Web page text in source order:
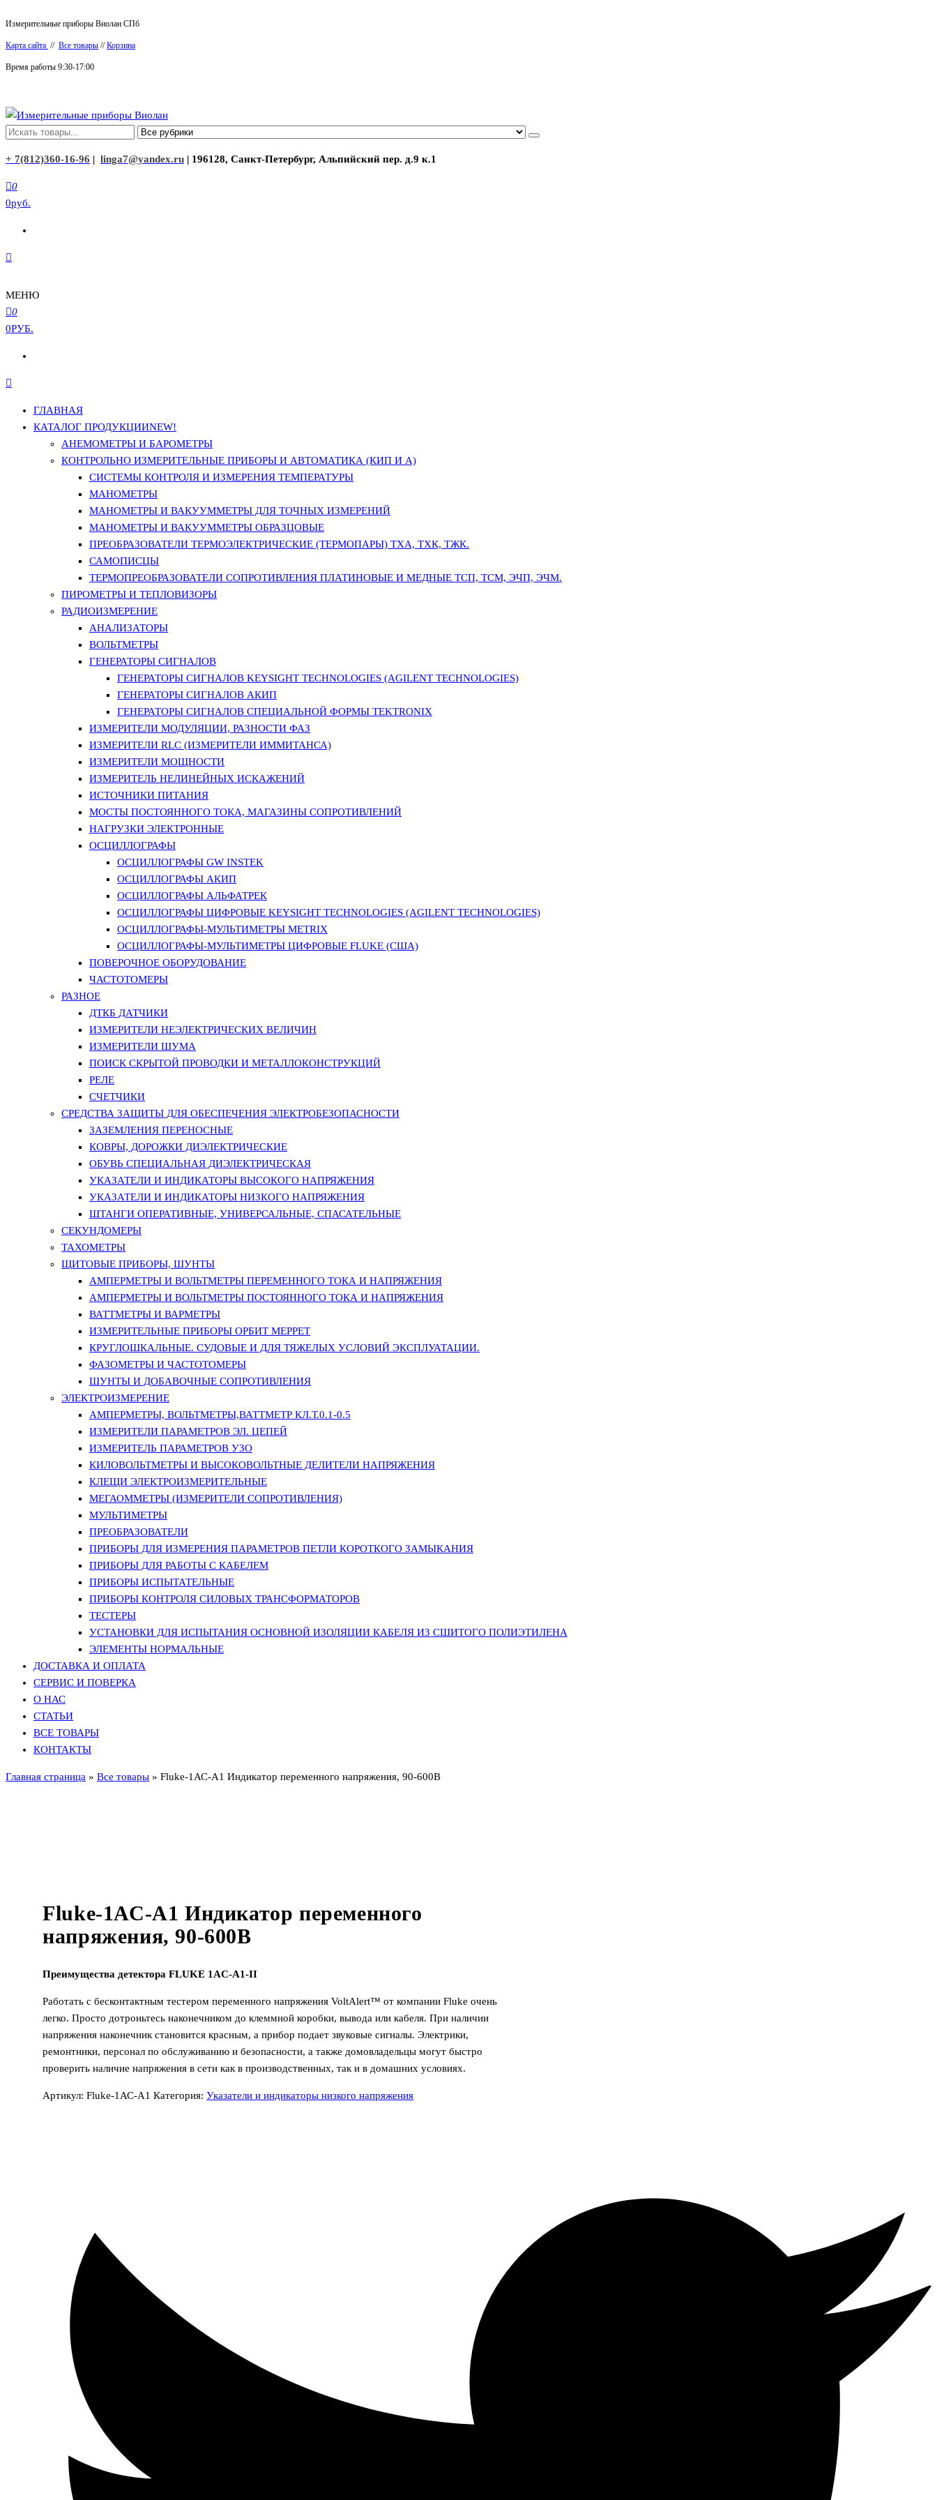
к
содержимому
Измерительные приборы Виолан СПб
Карта сайта // Все товары //Корзина
Время работы 9:30-17:00
Измерительные приборы Виолан
+ 7(812)360-16-96 | linga7@yandex.ru | 196128, Санкт-Петербург, Альпийский пер. д.9 к.1
0
0руб.
МЕНЮ
0
0РУБ.
ГЛАВНАЯ
КАТАЛОГ ПРОДУКЦИИNEW!
АНЕМОМЕТРЫ И БАРОМЕТРЫ
КОНТРОЛЬНО ИЗМЕРИТЕЛЬНЫЕ ПРИБОРЫ И АВТОМАТИКА (КИП И А)
СИСТЕМЫ КОНТРОЛЯ И ИЗМЕРЕНИЯ ТЕМПЕРАТУРЫ
МАНОМЕТРЫ
МАНОМЕТРЫ И ВАКУУММЕТРЫ ДЛЯ ТОЧНЫХ ИЗМЕРЕНИЙ
МАНОМЕТРЫ И ВАКУУММЕТРЫ ОБРАЗЦОВЫЕ
ПРЕОБРАЗОВАТЕЛИ ТЕРМОЭЛЕКТРИЧЕСКИЕ (ТЕРМОПАРЫ) ТХА, ТХК, ТЖК.
САМОПИСЦЫ
ТЕРМОПРЕОБРАЗОВАТЕЛИ СОПРОТИВЛЕНИЯ ПЛАТИНОВЫЕ И МЕДНЫЕ ТСП, ТСМ, ЭЧП, ЭЧМ.
ПИРОМЕТРЫ И ТЕПЛОВИЗОРЫ
РАДИОИЗМЕРЕНИЕ
АНАЛИЗАТОРЫ
ВОЛЬТМЕТРЫ
ГЕНЕРАТОРЫ СИГНАЛОВ
ГЕНЕРАТОРЫ СИГНАЛОВ KEYSIGHT TECHNOLOGIES (AGILENT TECHNOLOGIES)
ГЕНЕРАТОРЫ СИГНАЛОВ АКИП
ГЕНЕРАТОРЫ СИГНАЛОВ СПЕЦИАЛЬНОЙ ФОРМЫ TEKTRONIX
ИЗМЕРИТЕЛИ МОДУЛЯЦИИ, РАЗНОСТИ ФАЗ
ИЗМЕРИТЕЛИ RLC (ИЗМЕРИТЕЛИ ИММИТАНСА)
ИЗМЕРИТЕЛИ МОЩНОСТИ
ИЗМЕРИТЕЛЬ НЕЛИНЕЙНЫХ ИСКАЖЕНИЙ
ИСТОЧНИКИ ПИТАНИЯ
МОСТЫ ПОСТОЯННОГО ТОКА, МАГАЗИНЫ СОПРОТИВЛЕНИЙ
НАГРУЗКИ ЭЛЕКТРОННЫЕ
ОСЦИЛЛОГРАФЫ
ОСЦИЛЛОГРАФЫ GW INSTEK
ОСЦИЛЛОГРАФЫ АКИП
ОСЦИЛЛОГРАФЫ АЛЬФАТРЕК
ОСЦИЛЛОГРАФЫ ЦИФРОВЫЕ KEYSIGHT TECHNOLOGIES (AGILENT TECHNOLOGIES)
ОСЦИЛЛОГРАФЫ-МУЛЬТИМЕТРЫ METRIX
ОСЦИЛЛОГРАФЫ-МУЛЬТИМЕТРЫ ЦИФРОВЫЕ FLUKE (США)
ПОВЕРОЧНОЕ ОБОРУДОВАНИЕ
ЧАСТОТОМЕРЫ
РАЗНОЕ
ДТКБ ДАТЧИКИ
ИЗМЕРИТЕЛИ НЕЭЛЕКТРИЧЕСКИХ ВЕЛИЧИН
ИЗМЕРИТЕЛИ ШУМА
ПОИСК СКРЫТОЙ ПРОВОДКИ И МЕТАЛЛОКОНСТРУКЦИЙ
РЕЛЕ
СЧЕТЧИКИ
СРЕДСТВА ЗАЩИТЫ ДЛЯ ОБЕСПЕЧЕНИЯ ЭЛЕКТРОБЕЗОПАСНОСТИ
ЗАЗЕМЛЕНИЯ ПЕРЕНОСНЫЕ
КОВРЫ, ДОРОЖКИ ДИЭЛЕКТРИЧЕСКИЕ
ОБУВЬ СПЕЦИАЛЬНАЯ ДИЭЛЕКТРИЧЕСКАЯ
УКАЗАТЕЛИ И ИНДИКАТОРЫ ВЫСОКОГО НАПРЯЖЕНИЯ
УКАЗАТЕЛИ И ИНДИКАТОРЫ НИЗКОГО НАПРЯЖЕНИЯ
ШТАНГИ ОПЕРАТИВНЫЕ, УНИВЕРСАЛЬНЫЕ, СПАСАТЕЛЬНЫЕ
СЕКУНДОМЕРЫ
ТАХОМЕТРЫ
ЩИТОВЫЕ ПРИБОРЫ, ШУНТЫ
АМПЕРМЕТРЫ И ВОЛЬТМЕТРЫ ПЕРЕМЕННОГО ТОКА И НАПРЯЖЕНИЯ
АМПЕРМЕТРЫ И ВОЛЬТМЕТРЫ ПОСТОЯННОГО ТОКА И НАПРЯЖЕНИЯ
ВАТТМЕТРЫ И ВАРМЕТРЫ
ИЗМЕРИТЕЛЬНЫЕ ПРИБОРЫ ОРБИТ МЕРРЕТ
КРУГЛОШКАЛЬНЫЕ. СУДОВЫЕ И ДЛЯ ТЯЖЕЛЫХ УСЛОВИЙ ЭКСПЛУАТАЦИИ.
ФАЗОМЕТРЫ И ЧАСТОТОМЕРЫ
ШУНТЫ И ДОБАВОЧНЫЕ СОПРОТИВЛЕНИЯ
ЭЛЕКТРОИЗМЕРЕНИЕ
АМПЕРМЕТРЫ, ВОЛЬТМЕТРЫ,ВАТТМЕТР КЛ.Т.0.1-0.5
ИЗМЕРИТЕЛИ ПАРАМЕТРОВ ЭЛ. ЦЕПЕЙ
ИЗМЕРИТЕЛЬ ПАРАМЕТРОВ УЗО
КИЛОВОЛЬТМЕТРЫ И ВЫСОКОВОЛЬТНЫЕ ДЕЛИТЕЛИ НАПРЯЖЕНИЯ
КЛЕЩИ ЭЛЕКТРОИЗМЕРИТЕЛЬНЫЕ
МЕГАОММЕТРЫ (ИЗМЕРИТЕЛИ СОПРОТИВЛЕНИЯ)
МУЛЬТИМЕТРЫ
ПРЕОБРАЗОВАТЕЛИ
ПРИБОРЫ ДЛЯ ИЗМЕРЕНИЯ ПАРАМЕТРОВ ПЕТЛИ КОРОТКОГО ЗАМЫКАНИЯ
ПРИБОРЫ ДЛЯ РАБОТЫ С КАБЕЛЕМ
ПРИБОРЫ ИСПЫТАТЕЛЬНЫЕ
ПРИБОРЫ КОНТРОЛЯ СИЛОВЫХ ТРАНСФОРМАТОРОВ
ТЕСТЕРЫ
УСТАНОВКИ ДЛЯ ИСПЫТАНИЯ ОСНОВНОЙ ИЗОЛЯЦИИ КАБЕЛЯ ИЗ СШИТОГО ПОЛИЭТИЛЕНА
ЭЛЕМЕНТЫ НОРМАЛЬНЫЕ
ДОСТАВКА И ОПЛАТА
СЕРВИС И ПОВЕРКА
О НАС
СТАТЬИ
ВСЕ ТОВАРЫ
КОНТАКТЫ
Главная страница » Все товары » Fluke-1АС-А1 Индикатор переменного напряжения, 90-600В
Fluke-1АС-А1 Индикатор переменного
напряжения, 90-600В
Преимущества детектора FLUKE 1AC-A1-II
Работать с бесконтактным тестером переменного напряжения VoltAlert™ от компании Fluke очень
легко. Просто дотроньтесь наконечником до клеммной коробки, вывода или кабеля. При наличии
напряжения наконечник становится красным, а прибор подает звуковые сигналы. Электрики,
ремонтники, персонал по обслуживанию и безопасности, а также домовладельцы могут быстро
проверить наличие напряжения в сети как в производственных, так и в домашних условиях.
Артикул:Fluke-1АС-А1 Категория:Указатели и индикаторы низкого напряжения